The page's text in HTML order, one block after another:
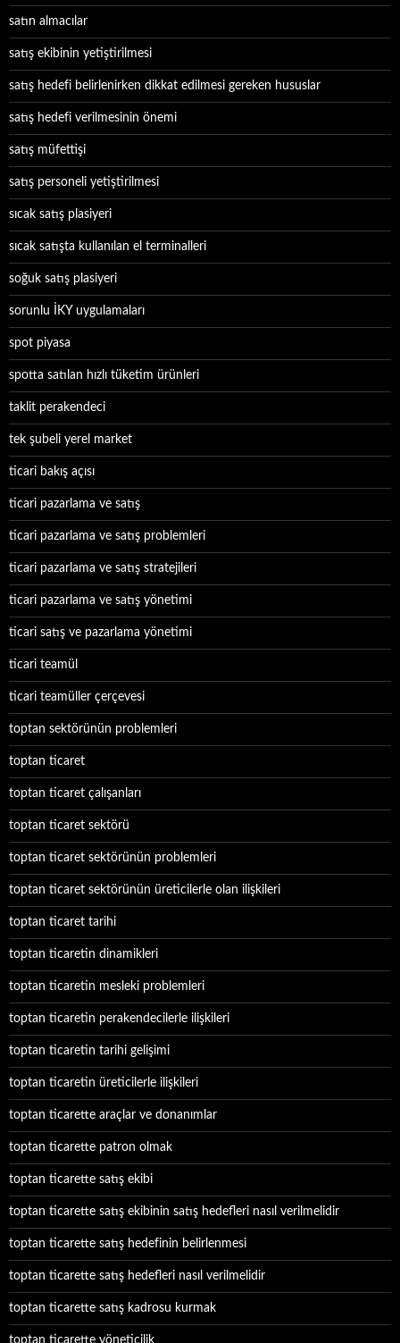
satın almacılar
satış ekibinin yetiştirilmesi
satış hedefi belirlenirken dikkat edilmesi gereken hususlar
satış hedefi verilmesinin önemi
satış müfettişi
satış personeli yetiştirilmesi
sıcak satış plasiyeri
sıcak satışta kullanılan el terminalleri
soğuk satış plasiyeri
sorunlu İKY uygulamaları
spot piyasa
spotta satılan hızlı tüketim ürünleri
taklit perakendeci
tek şubeli yerel market
ticari bakış açısı
ticari pazarlama ve satış
ticari pazarlama ve satış problemleri
ticari pazarlama ve satış stratejileri
ticari pazarlama ve satış yönetimi
ticari satış ve pazarlama yönetimi
ticari teamül
ticari teamüller çerçevesi
toptan sektörünün problemleri
toptan ticaret
toptan ticaret çalışanları
toptan ticaret sektörü
toptan ticaret sektörünün problemleri
toptan ticaret sektörünün üreticilerle olan ilişkileri
toptan ticaret tarihi
toptan ticaretin dinamikleri
toptan ticaretin mesleki problemleri
toptan ticaretin perakendecilerle ilişkileri
toptan ticaretin tarihi gelişimi
toptan ticaretin üreticilerle ilişkileri
toptan ticarette araçlar ve donanımlar
toptan ticarette patron olmak
toptan ticarette satış ekibi
toptan ticarette satış ekibinin satış hedefleri nasıl verilmelidir
toptan ticarette satış hedefinin belirlenmesi
toptan ticarette satış hedefleri nasıl verilmelidir
toptan ticarette satış kadrosu kurmak
toptan ticarette yöneticilik